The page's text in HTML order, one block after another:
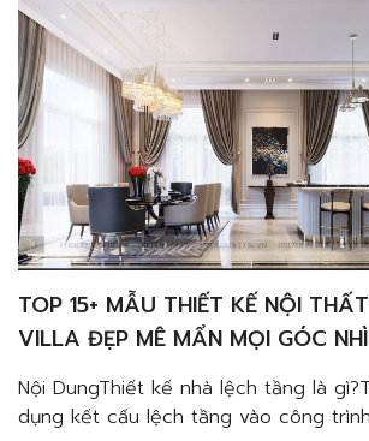
nhắc yếu tố phù […]
TOP 15+ MẪU THIẾT KẾ NỘI
VILLA ĐẸP MÊ MẨN MỌI GÓC
Nội DungThiết kế nhà lệch tầng là
dụng kết cấu lệch tầng vào công